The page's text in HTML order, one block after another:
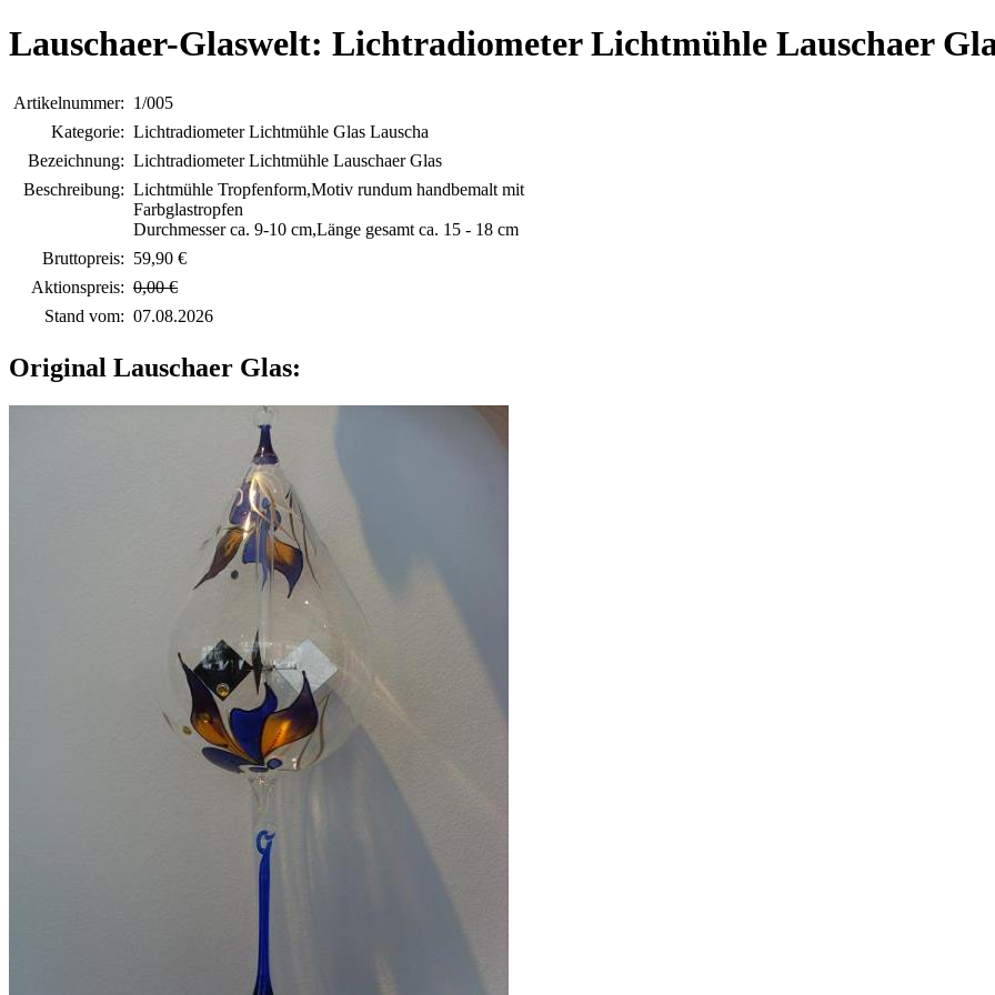
Lauschaer-Glaswelt: Lichtradiometer Lichtmühle Lauschaer
Artikelnummer: 1/005
Kategorie: Lichtradiometer Lichtmühle Glas Lauscha
Bezeichnung: Lichtradiometer Lichtmühle Lauschaer Glas
Beschreibung: Lichtmühle Tropfenform,Motiv rundum handbemalt mit
Farbglastropfen
Durchmesser ca. 9-10 cm,Länge gesamt ca. 15 - 18 cm
Bruttopreis: 59,90 €
Aktionspreis: 0,00 €
Stand vom: 07.08.2026
Original Lauschaer Glas: